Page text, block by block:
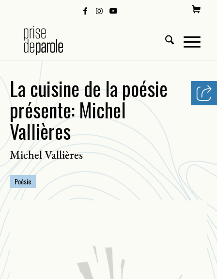
La cuisine de la poésie
présente: Michel
Vallières
Michel Vallières
Poésie